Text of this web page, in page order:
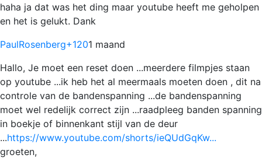
haha ja dat was het ding maar youtube heeft me geholpen
en het is gelukt. Dank
PaulRosenberg+1201 maand
Hallo, Je moet een reset doen ...meerdere filmpjes staan
op youtube ...ik heb het al meermaals moeten doen , dit na
controle van de bandenspanning ...de bandenspanning
moet wel redelijk correct zijn ...raadpleeg banden spanning
in boekje of binnenkant stijl van de deur
...https://www.youtube.com/shorts/ieQUdGqKw...
groeten,